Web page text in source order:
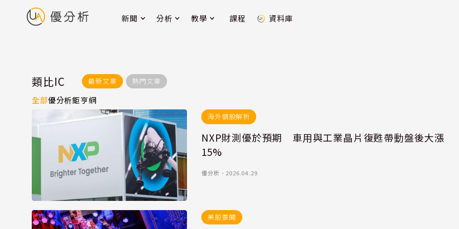
新聞 分析 教學 課程 資料庫
類比IC 最新文章 熱門文章
全部優分析鉅亨網
海外個股解析
NXP財測優於預期 車用與工業晶片復甦帶動盤後大漲
15%
優分析 ． 2026.04.29
美股要聞